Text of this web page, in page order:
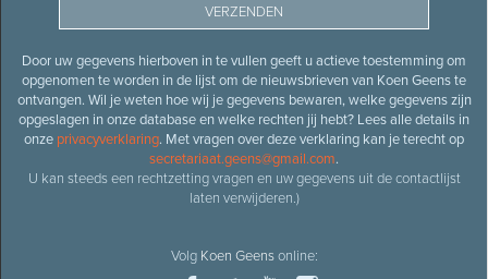
Door uw gegevens hierboven in te vullen geeft u actieve toestemming om
opgenomen te worden in de lijst om de nieuwsbrieven van Koen Geens te
ontvangen. Wil je weten hoe wij je gegevens bewaren, welke gegevens zijn
opgeslagen in onze database en welke rechten jij hebt? Lees alle details in
onze privacyverklaring. Met vragen over deze verklaring kan je terecht op
secretariaat.geens@gmail.com.
U kan steeds een rechtzetting vragen en uw gegevens uit de contactlijst
laten verwijderen.)
Volg Koen Geensonline: